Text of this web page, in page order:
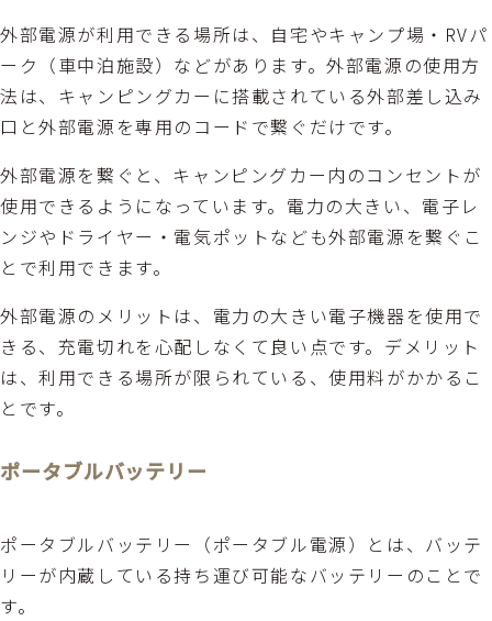
外部電源が利用できる場所は、自宅やキャンプ場・RVパ
ーク（車中泊施設）などがあります。外部電源の使用方
法は、キャンピングカーに搭載されている外部差し込み
口と外部電源を専用のコードで繋ぐだけです。
外部電源を繋ぐと、キャンピングカー内のコンセントが
使用できるようになっています。電力の大きい、電子レ
ンジやドライヤー・電気ポットなども外部電源を繋ぐこ
とで利用できます。
外部電源のメリットは、電力の大きい電子機器を使用で
きる、充電切れを心配しなくて良い点です。デメリット
は、利用できる場所が限られている、使用料がかかるこ
とです。
ポータブルバッテリー
ポータブルバッテリー（ポータブル電源）とは、バッテ
リーが内蔵している持ち運び可能なバッテリーのことで
す。